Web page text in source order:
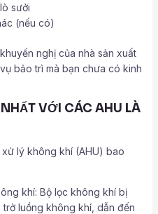
sưởi
(nếu có)
nghị của nhà sản xuất
bảo trì mà bạn chưa có kinh
VỚI CÁC AHU LÀ
lý không khí (AHU) bao
khí: Bộ lọc không khí bị
luồng không khí, dẫn đến